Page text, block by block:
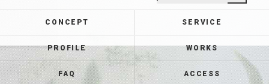
CONCEPT SERVICE
PROFILE WORKS
FAQ ACCESS